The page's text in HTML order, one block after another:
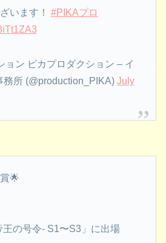
います！ #PIKAプロ
ン ピカプロダクション – イ
務所 (@production_PIKA) July
🌟
王の号令- S1〜S3」に出場